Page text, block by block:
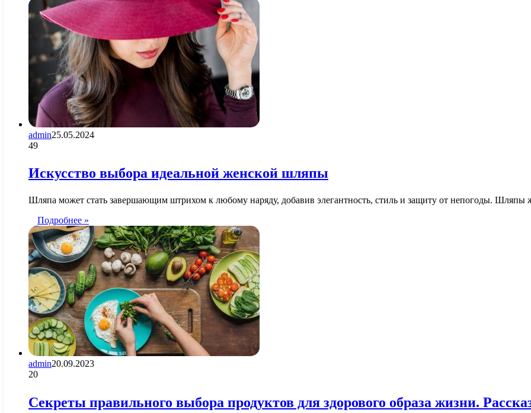
admin25.05.2024
49
Искусство выбора идеальной женской шляпы
Шляпа может стать завершающим штрихом к любому наряду, добавив элегантность, стиль и защиту от непогоды.
Подробнее »
admin20.09.2023
20
Секреты правильного выбора продуктов для здорового образа жизни.